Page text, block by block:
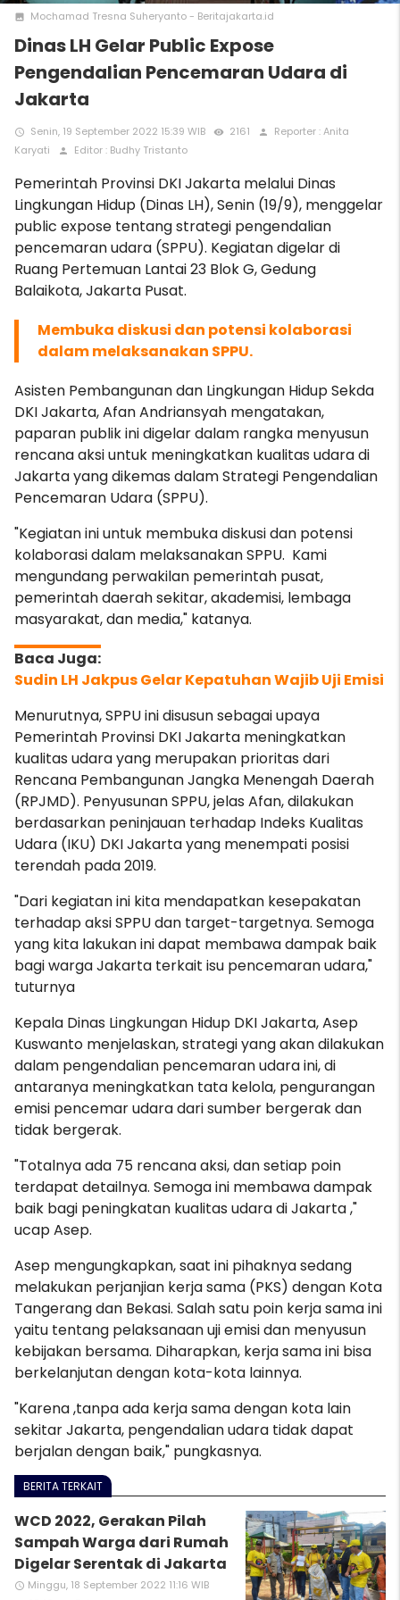
photo Mochamad Tresna Suheryanto - Beritajakarta.id
Dinas LH Gelar Public Expose
Pengendalian Pencemaran Udara di
Jakarta
access_time Senin, 19 September 2022 15:39 WIB remove_red_eye 2161 person
Reporter : Anita
Karyati
person Editor : Budhy Tristanto
Pemerintah Provinsi DKI Jakarta melalui Dinas
Lingkungan Hidup (Dinas LH), Senin (19/9), menggelar
public expose tentang strategi pengendalian
pencemaran udara (SPPU). Kegiatan digelar di
Ruang Pertemuan Lantai 23 Blok G, Gedung
Balaikota, Jakarta Pusat.
Membuka diskusi dan potensi kolaborasi
dalam melaksanakan SPPU.
Asisten Pembangunan dan Lingkungan Hidup Sekda
DKI Jakarta, Afan Andriansyah mengatakan,
paparan publik ini digelar dalam rangka menyusun
rencana aksi untuk meningkatkan kualitas udara di
Jakarta yang dikemas dalam Strategi Pengendalian
Pencemaran Udara (SPPU).
"Kegiatan ini untuk membuka diskusi dan potensi
kolaborasi dalam melaksanakan SPPU. Kami
mengundang perwakilan pemerintah pusat,
pemerintah daerah sekitar, akademisi, lembaga
masyarakat, dan media," katanya.
Sudin LH Jakpus Gelar Kepatuhan Wajib Uji Emisi
Menurutnya, SPPU ini disusun sebagai upaya
Pemerintah Provinsi DKI Jakarta meningkatkan
kualitas udara yang merupakan prioritas dari
Rencana Pembangunan Jangka Menengah Daerah
(RPJMD). Penyusunan SPPU, jelas Afan, dilakukan
berdasarkan peninjauan terhadap Indeks Kualitas
Udara (IKU) DKI Jakarta yang menempati posisi
terendah pada 2019.
"Dari kegiatan ini kita mendapatkan kesepakatan
terhadap aksi SPPU dan target-targetnya. Semoga
yang kita lakukan ini dapat membawa dampak baik
bagi warga Jakarta terkait isu pencemaran udara,"
tuturnya
Kepala Dinas Lingkungan Hidup DKI Jakarta, Asep
Kuswanto menjelaskan, strategi yang akan dilakukan
dalam pengendalian pencemaran udara ini, di
antaranya meningkatkan tata kelola, pengurangan
emisi pencemar udara dari sumber bergerak dan
tidak bergerak.
"Totalnya ada 75 rencana aksi, dan setiap poin
terdapat detailnya. Semoga ini membawa dampak
baik bagi peningkatan kualitas udara di Jakarta ,"
ucap Asep.
Asep mengungkapkan, saat ini pihaknya sedang
melakukan perjanjian kerja sama (PKS) dengan Kota
Tangerang dan Bekasi. Salah satu poin kerja sama ini
yaitu tentang pelaksanaan uji emisi dan menyusun
kebijakan bersama. Diharapkan, kerja sama ini bisa
berkelanjutan dengan kota-kota lainnya.
"Karena ,tanpa ada kerja sama dengan kota lain
sekitar Jakarta, pengendalian udara tidak dapat
berjalan dengan baik," pungkasnya.
BERITA TERKAIT
WCD 2022, Gerakan Pilah
Sampah Warga dari Rumah
Digelar Serentak di Jakarta
access_time Minggu, 18 September 2022 11:16 WIB